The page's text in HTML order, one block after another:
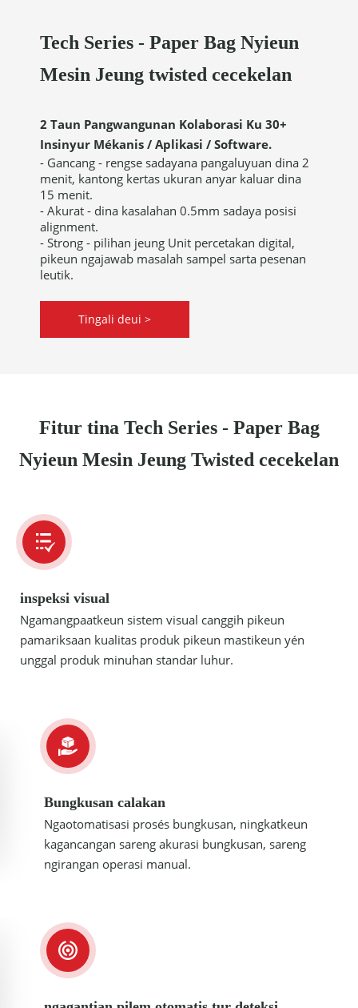
Tech Series - Paper Bag Nyieun
Mesin Jeung twisted cecekelan
2 Taun Pangwangunan Kolaborasi Ku 30+
Insinyur Mékanis / Aplikasi / Software.
- Gancang - rengse sadayana pangaluyuan dina 2
menit, kantong kertas ukuran anyar kaluar dina
15 menit.
- Akurat - dina kasalahan 0.5mm sadaya posisi
alignment.
- Strong - pilihan jeung Unit percetakan digital,
pikeun ngajawab masalah sampel sarta pesenan
leutik.
Tingali deui >
Fitur tina Tech Series - Paper Bag
Nyieun Mesin Jeung Twisted cecekelan
inspeksi visual
Ngamangpaatkeun sistem visual canggih pikeun
pamariksaan kualitas produk pikeun mastikeun yén
unggal produk minuhan standar luhur.
Bungkusan calakan
Ngaotomatisasi prosés bungkusan, ningkatkeun
kagancangan sareng akurasi bungkusan, sareng
ngirangan operasi manual.